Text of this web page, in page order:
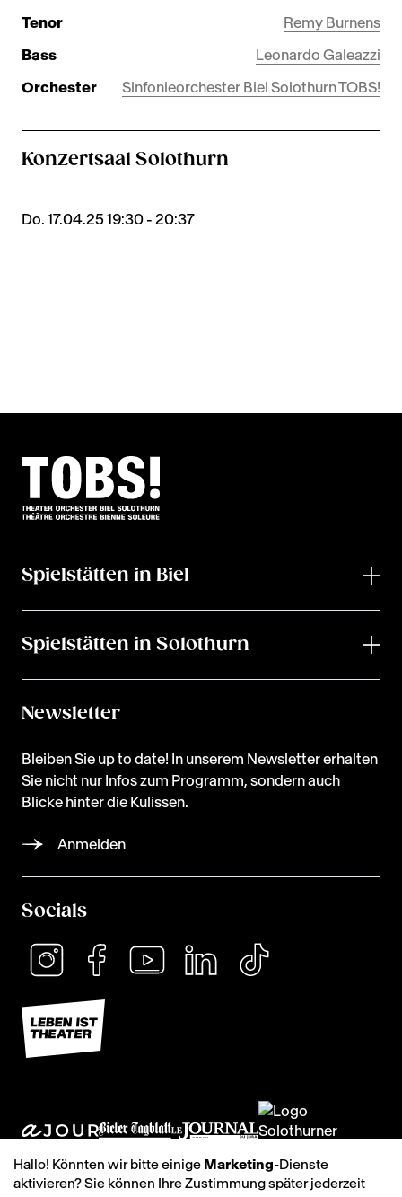
Tenor
Remy Burnens
Bass
Leonardo Galeazzi
Orchester
Sinfonieorchester Biel Solothurn TOBS!
Konzertsaal Solothurn
Do. 17.04.25 19:30 - 20:37
Spielstätten in Biel
Spielstätten in Solothurn
Newsletter
Bleiben Sie up to date! In unserem Newsletter erhalten
Sie nicht nur Infos zum Programm, sondern auch
Blicke hinter die Kulissen.
Anmelden
Socials
Hallo! Könnten wir bitte einige Marketing-Dienste
aktivieren? Sie können Ihre Zustimmung später jederzeit